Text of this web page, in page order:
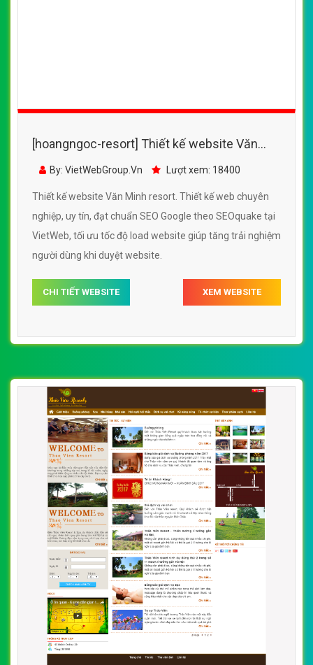
[hoangngoc-resort] Thiết kế website Văn
Minh resort đẹp, chuyên nghiệp chuẩn SEO
By: VietWebGroup.Vn Lượt xem: 18400
Thiết kế website Văn Minh resort. Thiết kế web chuyên
nghiệp, uy tín, đạt chuẩn SEO Google theo SEOquake tại
VietWeb, tối ưu tốc độ load website giúp tăng trải nghiệm
người dùng khi duyệt website.
CHI TIẾT WEBSITE XEM WEBSITE